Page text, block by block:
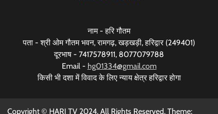
नाम - हरि गौतम
पता - श्री ओम गौतम भवन, रामगढ़, खड़खड़ी, हरिद्वार (249401)
दूरभाष - 7417578911, 8077079788
Email - hg01334@gmail.com
किसी भी दशा में विवाद के लिए न्याय क्षेत्र हरिद्वार होगा
Copyright © HARI TV 2024. All Rights Reserved. Theme: